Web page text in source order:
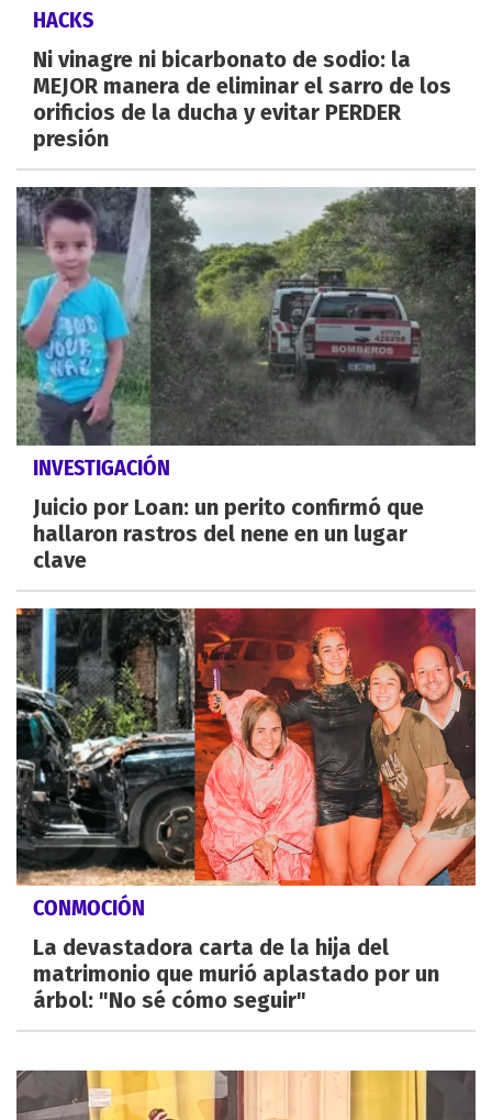
HACKS
Ni vinagre ni bicarbonato de sodio: la
MEJOR manera de eliminar el sarro de los
orificios de la ducha y evitar PERDER
presión
INVESTIGACIÓN
Juicio por Loan: un perito confirmó que
hallaron rastros del nene en un lugar
clave
CONMOCIÓN
La devastadora carta de la hija del
matrimonio que murió aplastado por un
árbol: "No sé cómo seguir"